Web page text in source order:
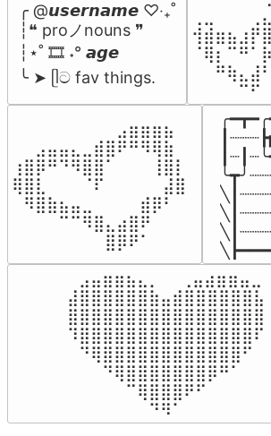
╭ @𝙪𝙨𝙚𝙧𝙣𝙖𝙢𝙚 ♡‧₊˚
┆❝ proノnouns ❞
┆⋆˚ 🎞️ ˖° 𝙖𝙜𝙚
╰ ➤ ᥫට fav things.
⠀⠀⠀⠀⠀⠀⠀⠀⠀⣠⣶⣶⣶⣦⠀⠀
⠀⠀⣠⣤⣤⣄⣀⣾⣿⠟⠛⠻⢿⣷⠀
⢰⣿⡿⠛⠙⠻⣿⣿⠁⠀⠀⠀⢸⣿⡇
⢿⣿⣇⠀⠀⠀⠈⠏⠀⠀⠀⠀⠀⣼⣿⠀
⠀⠻⣿⣷⣦⣤⣀⠀⠀⠀⠀⣾⡿⠃⠀
⠀⠀⠀⠀⠉⠉⠻⣿⣄⣴⣿⠟⠀⠀⠀
⠀⠀⠀⠀⠀⠀⠀⠀⣿⡿⠟⠁⠀⠀⠀⠀
⠀⣠⣤⣶⣶⣦⣄⡀  ⠀⢀⣤⣴⣶⣶⣤⣀⠀
⣼⣿⣿⣿⣿⣿⣿⣷⣤⣾⣿⣿⣿⣿⣿⣿⣧
⣿⣿⣿⣿⣿⣿⣿⣿⣿⣿⣿⣿⣿⣿⣿⣿⣿
⠹⣿⣿⣿⣿⣿⣿⣿⣿⣿⣿⣿⣿⣿⣿⣿⠏
⠀⠙⢿⣿⣿⣿⣿⣿⣿⣿⣿⣿⣿⣿⣿⠋⠀
⠀⠀⠀⠙⢿⣿⣿⣿⣿⣿⣿⣿⡿⠛⠁⠀⠀
⠀⠀⠀⠀⠀⠉⢿⣿⣿⣿⠟⠋⠀⠀⠀⠀⠀